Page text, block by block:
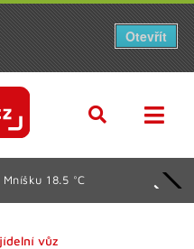
18.5 °C
vůz
Otevřít